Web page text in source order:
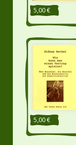
5,00 €
5,00 €